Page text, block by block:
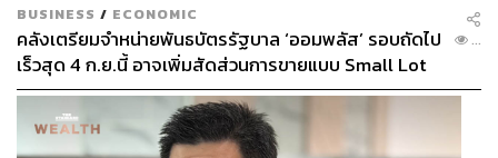
สวัสดีปีใหม่ 2025 ครับ!
TAGS: เคน-นครินทร์ วนกิจไพบูลย์
The Secret Sauce
สวัสดีปีใหม่ 2568
Happy New Year 2025
BUSINESS / ECONOMIC
คลังเตรียมจำหน่ายพันธบัตรรัฐบาล ‘ออมพลัส’ รอบถัดไป
เร็วสุด 4 ก.ย.นี้ อาจเพิ่มสัดส่วนการขายแบบ Small Lot
First มากขึ้น
...